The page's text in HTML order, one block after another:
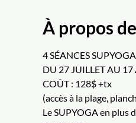
À propos
4 SÉANCES
DU 27 JUILLET AU
COÛT : 128$ +tx
(accès à la plage,
Le SUPYOGA en